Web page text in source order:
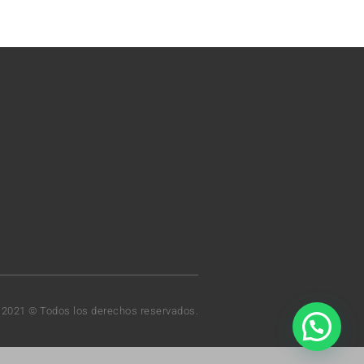
© Todos los derechos reservados.